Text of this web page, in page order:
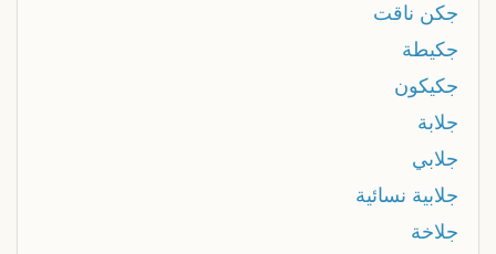
جكن ناقت
جكيطة
جكيكون
جلابة
جلابي
جلابية نسائية
جلاخة